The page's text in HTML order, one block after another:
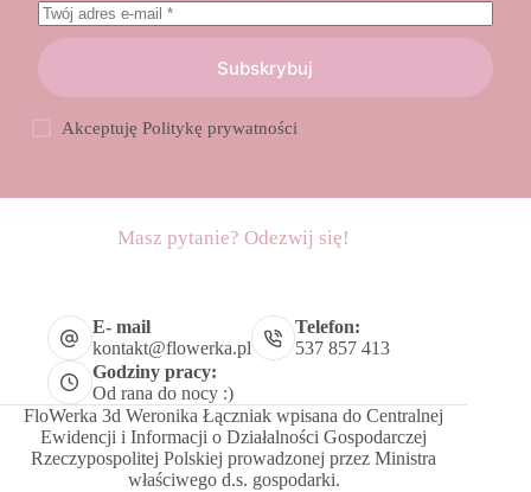
Subskrybuj
AkceptujęPolitykę prywatności
Masz pytanie? Odezwij się!
E- mail
kontakt@flowerka.pl
Telefon:
537 857 413
Godziny pracy:
Od rana do nocy :)
FloWerka 3d Weronika Łączniak wpisana do Centralnej
Ewidencji i Informacji o Działalności Gospodarczej
Rzeczypospolitej Polskiej prowadzonej przez Ministra
właściwego d.s. gospodarki.